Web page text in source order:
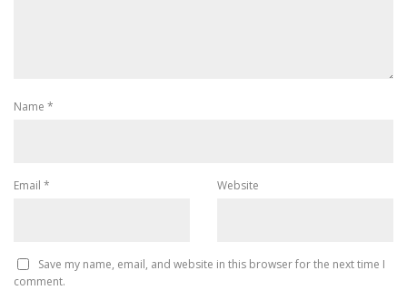
Name *
Email * Website
Save my name, email, and website in this browser for the next time I
comment.